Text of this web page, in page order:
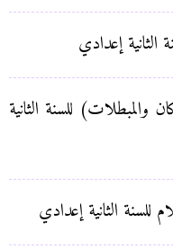
إعدادي
للسنة الثانية
الثانية إعدادي